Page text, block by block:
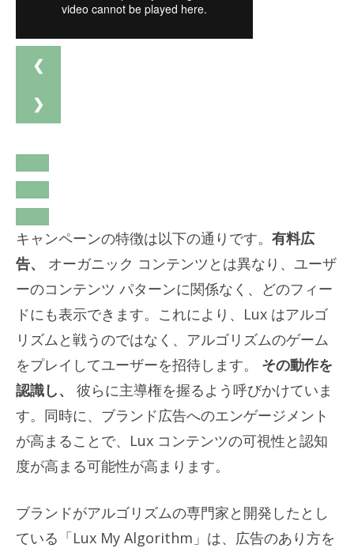
❮
❯
キャンペーンの特徴は以下の通りです。 有料広
告、
オーガニック コンテンツとは異なり、ユーザ
ーのコンテンツ パターンに関係なく、どのフィー
ドにも表示できます。これにより、Lux はアルゴ
リズムと戦うのではなく、アルゴリズムのゲーム
をプレイしてユーザーを招待します。 その動作を
認識し、
彼らに主導権を握るよう呼びかけていま
す。同時に、ブランド広告へのエンゲージメント
が高まることで、Lux コンテンツの可視性と認知
度が高まる可能性が高まります。
ブランドがアルゴリズムの専門家と開発したとし
ている「Lux My Algorithm」は、広告のあり方を